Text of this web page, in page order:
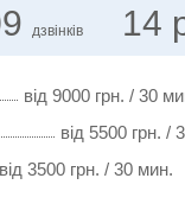
дзвінків 14
від 9000 грн. / 30
від 5500 грн. /
від 3500 грн. / 30 мин.